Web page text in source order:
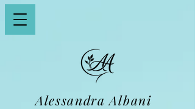
Alessandra Albani